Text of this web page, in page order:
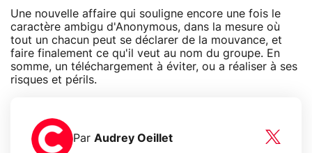
Une nouvelle affaire qui souligne encore une fois le
caractère ambigu d'Anonymous, dans la mesure où
tout un chacun peut se déclarer de la mouvance, et
faire finalement ce qu'il veut au nom du groupe. En
somme, un téléchargement à éviter, ou a réaliser à ses
risques et périls.
Par Audrey Oeillet